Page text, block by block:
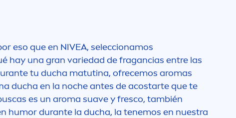
eso que en NIVEA, seleccionamos
hay una gran variedad de fragancias entre las
tu ducha matutina, ofrecemos aromas
ducha en la noche antes de acostarte que te
es un aroma suave y fresco, también
humor durante la ducha, la tenemos en nuestra